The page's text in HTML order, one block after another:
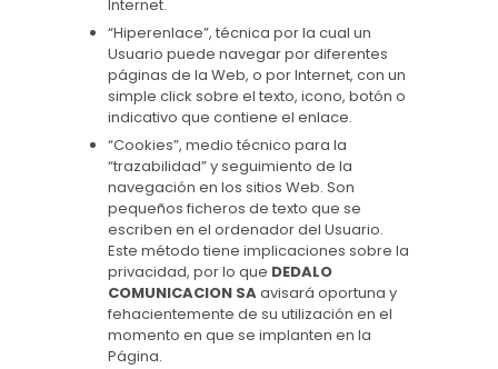
Internet.
“Hiperenlace”, técnica por la cual un
Usuario puede navegar por diferentes
páginas de la Web, o por Internet, con un
simple click sobre el texto, icono, botón o
indicativo que contiene el enlace.
“Cookies”, medio técnico para la
“trazabilidad” y seguimiento de la
navegación en los sitios Web. Son
pequeños ficheros de texto que se
escriben en el ordenador del Usuario.
Este método tiene implicaciones sobre la
privacidad, por lo que DEDALO
COMUNICACION SAavisará oportuna y
fehacientemente de su utilización en el
momento en que se implanten en la
Página.